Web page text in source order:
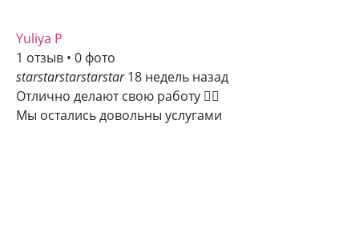
Yuliya P
1 отзыв • 0 фото
starstarstarstarstar 18 недель назад
Отлично делают свою работу 👍🏻
Мы остались довольны услугами